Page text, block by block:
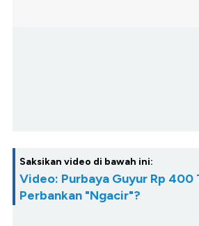
Saksikan video di bawah ini:
Video: Purbaya Guyur Rp 400
Perbankan "Ngacir"?